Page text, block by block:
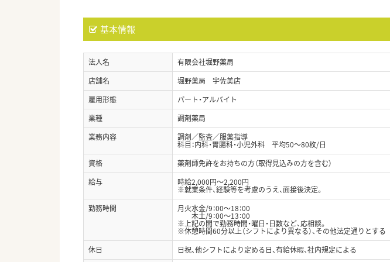
基本情報
法人名
有限会社堀野薬局
店舗名
堀野薬局 宇佐美店
雇用形態
パート・アルバイト
業種
調剤薬局
業務内容
調剤／監査／服薬指導
科目：内科・胃腸科・小児外科 平均50～80枚/日
資格
薬剤師免許をお持ちの方（取得見込みの方を含む）
給与
時給2,000円～2,200円
※就業条件、経験等を考慮のうえ、面接後決定。
勤務時間
月火水金/9：00～18：00
木土/9：00～13：00
※上記の間で勤務時間・曜日・日数など、応相談。
※休憩時間60分以上（シフトにより異なる）、その他法定通りとする
休日
日祝、他シフトにより定める日、有給休暇、社内規定による